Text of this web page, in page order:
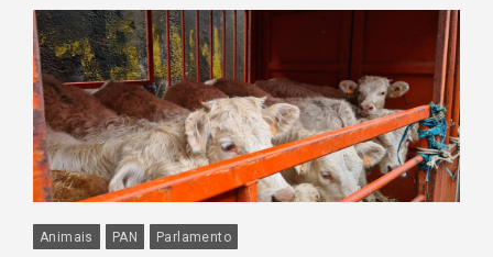
Animais PAN Parlamento